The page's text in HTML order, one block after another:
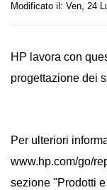
Modificato il: Ven, 24
HP lavora con
progettazione dei
Per ulteriori
www.hp.com/go/
sezione "Prodotti